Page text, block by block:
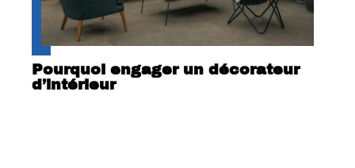
Pourquoi engager un décorateur
d’intérieur